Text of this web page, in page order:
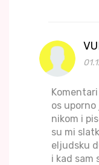
Komentari
os
nikom i
su mi
eljudsku
i kad sam